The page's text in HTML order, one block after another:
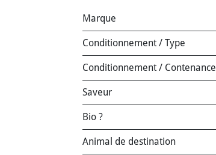
Marque
Conditionnement / Type
Conditionnement / Contenance
Saveur
Bio ?
Animal de destination